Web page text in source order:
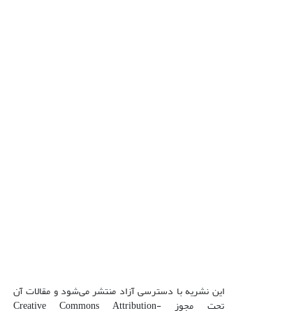
این نشریه با دسترسی آزاد منتشر می‌شود و مقالات آن
تحت مجوز Creative Commons Attribution-